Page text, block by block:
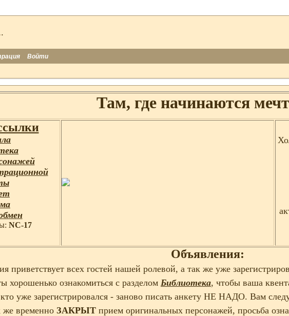
Войти
Там, где начинаются
NC-17
Объявления:
приветствует всех гостей нашей ролевой, а так же уже
хорошенько ознакомиться с разделом Библиотека, чтобы ваша
уже зарегистрировался - заново писать анкету НЕ НАДО. Вам
же временно ЗАКРЫТприем оригинальных персонажей, просьба